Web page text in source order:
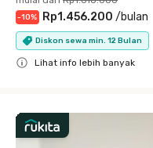
-10% Rp1.456.200 /bulan
Diskon sewa min. 12 Bulan
Lihat info lebih banyak